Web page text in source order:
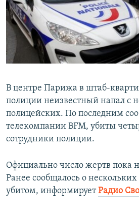
ПРОПАВШИЕ БЕЗ ВЕСТИ
ПОБЕДИТЕЛЕЙ НЕ СУДЯТ?
КРЫМ.НЕПОКОРЕННЫЙ
ПРИСОЕДИНЯЙТЕСЬ!
Все сайты RFE/RL
В центре Парижа в штаб-
полиции неизвестный напал с
полицейских. По последним
телекомпании BFM, убиты
сотрудники полиции.
Официально число жертв пока
Ранее сообщалось о
убитом, информируетРадио